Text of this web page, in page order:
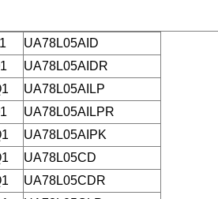
UA78L05AID
UA78L05AIDR
UA78L05AILP
UA78L05AILPR
UA78L05AIPK
UA78L05CD
UA78L05CDR